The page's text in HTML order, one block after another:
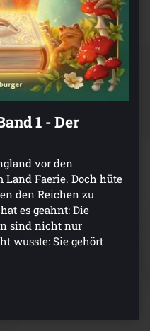
1 - Der
vor den
Land Faerie. Doch hüte
den Reichen zu
es geahnt: Die
sind nicht nur
wusste: Sie gehört